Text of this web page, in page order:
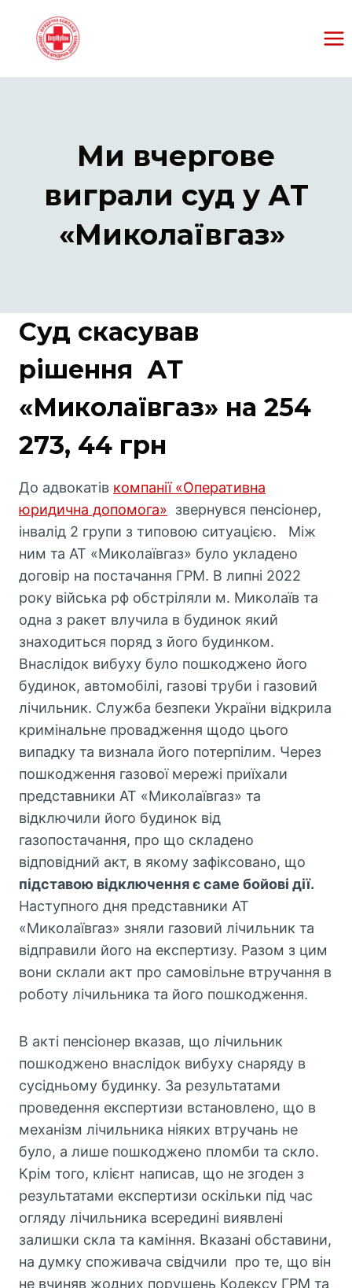
содержанию
Ми вчергове
виграли суд у АТ
«Миколаївгаз»
Суд скасував
рішення АТ
«Миколаївгаз» на 254
273, 44 грн
До адвокатів компанії «Оперативна
юридична допомога» звернувся пенсіонер,
інвалід 2 групи з типовою ситуацією. Між
ним та АТ «Миколаївгаз» було укладено
договір на постачання ГРМ. В липні 2022
року війська рф обстріляли м. Миколаїв та
одна з ракет влучила в будинок який
знаходиться поряд з його будинком.
Внаслідок вибуху було пошкоджено його
будинок, автомобілі, газові труби і газовий
лічильник. Служба безпеки України відкрила
кримінальне провадження щодо цього
випадку та визнала його потерпілим. Через
пошкодження газової мережі приїхали
представники АТ «Миколаївгаз» та
відключили його будинок від
газопостачання, про що складено
відповідний акт, в якому зафіксовано, що
підставою відключення є саме бойові дії.
Наступного дня представники АТ
«Миколаївгаз» зняли газовий лічильник та
відправили його на експертизу. Разом з цим
вони склали акт про самовільне втручання в
роботу лічильника та його пошкодження.
В акті пенсіонер вказав, що лічильник
пошкоджено внаслідок вибуху снаряду в
сусідньому будинку. За результатами
проведення експертизи встановлено, що в
механізм лічильника ніяких втручань не
було, а лише пошкоджено пломби та скло.
Крім того, клієнт написав, що не згоден з
результатами експертизи оскільки під час
огляду лічильника всередині виявлені
залишки скла та каміння. Вказані обставини,
на думку споживача свідчили про те, що він
не вчиняв жодних порушень Кодексу ГРМ та